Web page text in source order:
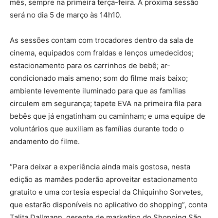
mês, sempre na primeira terça-feira. A próxima sessão
será no dia 5 de março às 14h10.
As sessões contam com trocadores dentro da sala de
cinema, equipados com fraldas e lenços umedecidos;
estacionamento para os carrinhos de bebê; ar-
condicionado mais ameno; som do filme mais baixo;
ambiente levemente iluminado para que as famílias
circulem em segurança; tapete EVA na primeira fila para
bebês que já engatinham ou caminham; e uma equipe de
voluntários que auxiliam as famílias durante todo o
andamento do filme.
“Para deixar a experiência ainda mais gostosa, nesta
edição as mamães poderão aproveitar estacionamento
gratuito e uma cortesia especial da Chiquinho Sorvetes,
que estarão disponíveis no aplicativo do shopping”, conta